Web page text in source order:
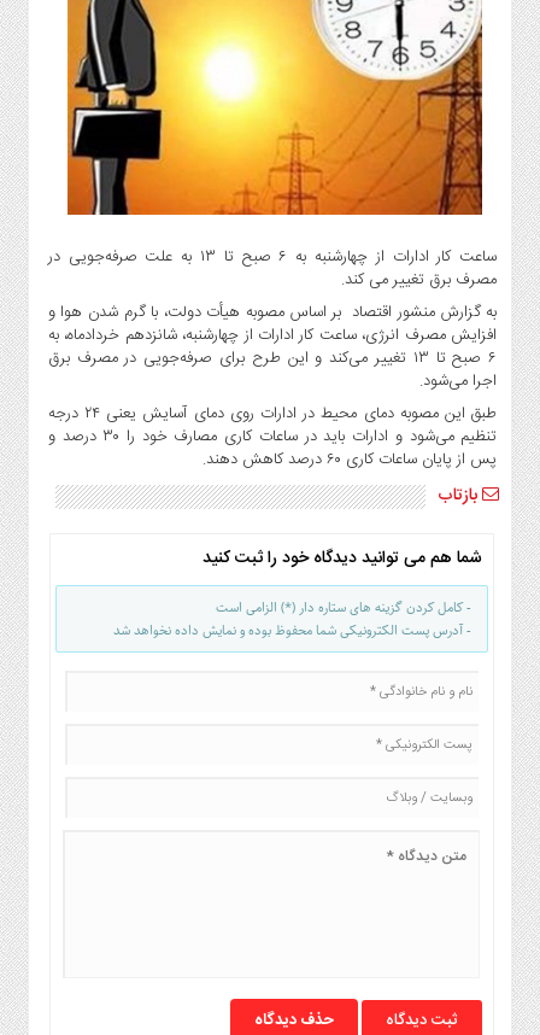
شهری
گاز
و
پتروشیمی
صنعت
و
خودرو
استارت
آپ
و
فن
آوری
بانک
،
بیمه
و
ارز
دیجیتال
کشاورزی
و
صنایع
غذایی
و
بین
الملل
روز
گوناگون
ساعت کار ادارات از چهارشنبه به ۶ صبح تا ۱۳ به علت صرفه‌جویی در
مصرف برق تغییر می کند.
به گزارش منشور اقتصاد بر اساس مصوبه هیأت دولت، با گرم شدن هوا و
افزایش مصرف انرژی، ساعت کار ادارات از چهارشنبه، شانزدهم خردادماه، به
۶ صبح تا ۱۳ تغییر می‌کند و این طرح برای صرفه‌جویی در مصرف برق
اجرا می‌شود.
طبق این مصوبه دمای محیط در ادارات روی دمای آسایش یعنی ۲۴ درجه
تنظیم می‌شود و ادارات باید در ساعات کاری مصارف خود را ۳۰ درصد و
پس از پایان ساعات کاری ۶۰ درصد کاهش دهند.
بازتاب
شما هم می توانید دیدگاه خود را ثبت کنید
- کامل کردن گزینه های ستاره دار (*) الزامی است
- آدرس پست الکترونیکی شما محفوظ بوده و نمایش داده نخواهد شد
حذف دیدگاه